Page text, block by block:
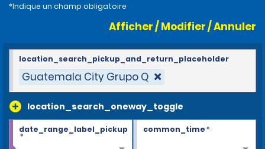
*Indique un champ obligatoire
Afficher / Modifier / Annuler
Guatemala City Grupo Q
location_search_oneway_toggle
location_search_pickup_and_return_placeholder
date_range_label_pickup
*
common_time*